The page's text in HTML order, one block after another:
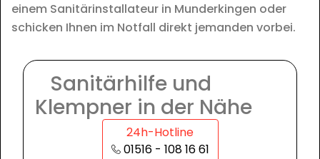
einem Sanitärinstallateur in Munderkingen oder
schicken Ihnen im Notfall direkt jemanden vorbei.
Sanitärhilfe und
Klempner in der Nähe
24h-Hotline
01516 - 108 16 61